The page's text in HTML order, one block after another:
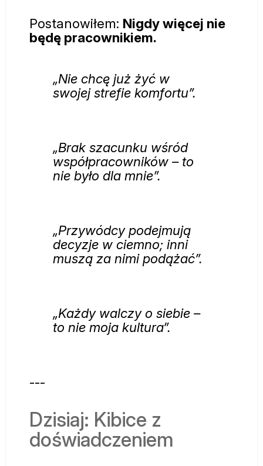
Postanowiłem: Nigdy więcej nie
będę pracownikiem.
„Nie chcę już żyć w
swojej strefie komfortu”.
„Brak szacunku wśród
współpracowników – to
nie było dla mnie”.
„Przywódcy podejmują
decyzje w ciemno; inni
muszą za nimi podążać”.
„Każdy walczy o siebie –
to nie moja kultura”.
---
Dzisiaj: Kibice z
doświadczeniem